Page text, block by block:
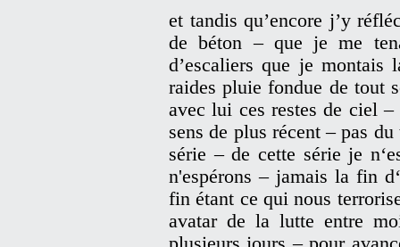
et tandis qu’encore j’y
de béton – que je me
d’escaliers que je montais
raides pluie fondue de tout
avec lui ces restes de ciel
sens de plus récent – pas
série – de cette série je
n'espérons – jamais la fin
fin étant ce qui nous
avatar de la lutte entre